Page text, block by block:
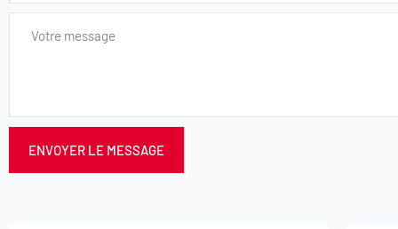
ENVOYER LE MESSAGE